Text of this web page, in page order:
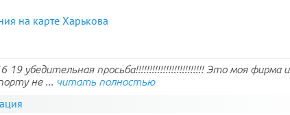
на карте Харькова
19 убедительная просьба!!!!!!!!!!!!!!!!!!!!!!!!! Это моя фирма и
не ... читать полностью